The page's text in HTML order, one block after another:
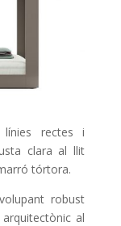
línies rectes i
clara al llit
tórtora.
robust
al